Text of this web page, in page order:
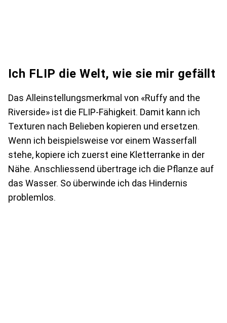
Ich FLIP die Welt, wie sie mir gefällt
Das Alleinstellungsmerkmal von «Ruffy and the
Riverside» ist die FLIP-Fähigkeit. Damit kann ich
Texturen nach Belieben kopieren und ersetzen.
Wenn ich beispielsweise vor einem Wasserfall
stehe, kopiere ich zuerst eine Kletterranke in der
Nähe. Anschliessend übertrage ich die Pflanze auf
das Wasser. So überwinde ich das Hindernis
problemlos.